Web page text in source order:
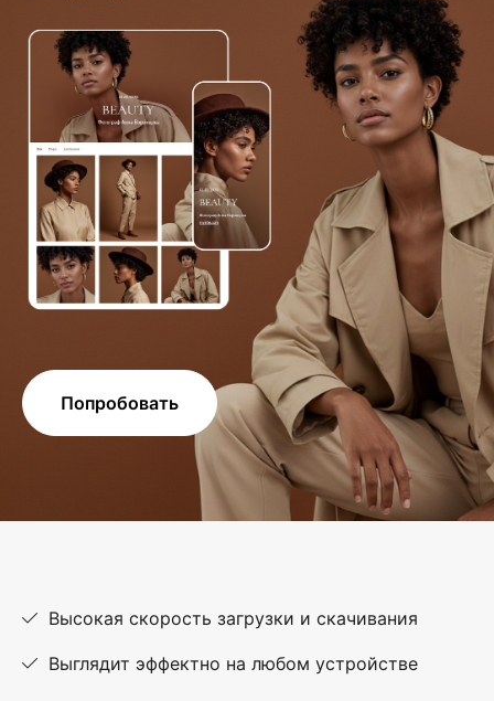
Попробовать
Высокая скорость загрузки и скачивания
Выглядит эффектно на любом устройстве